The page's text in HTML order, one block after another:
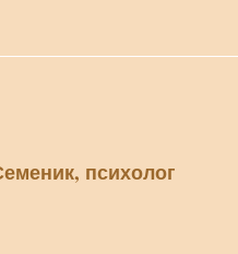
психолог